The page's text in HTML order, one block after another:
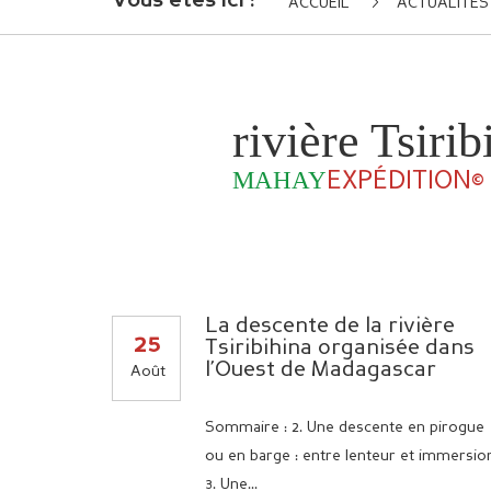
rivière
MAHAY EXPÉDITION©
25
Août
La descente de la rivière
Tsiribihina organisée dans
l’Ouest de Madagascar
Sommaire : 2. Une descente en pirogue
ou en barge : entre lenteur et
3. Une...